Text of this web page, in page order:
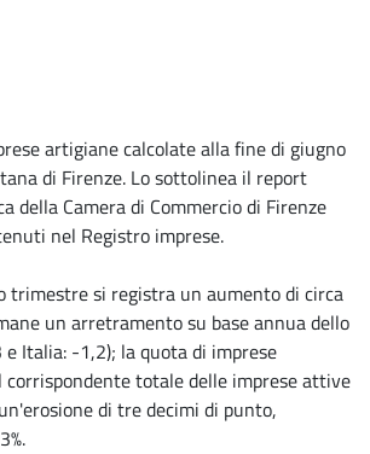
artigiane calcolate alla fine di giugno
di Firenze. Lo sottolinea il report
della Camera di Commercio di Firenze
nel Registro imprese.
trimestre si registra un aumento di circa
un arretramento su base annua dello
e Italia: -1,2); la quota di imprese
totale delle imprese attive
di tre decimi di punto,